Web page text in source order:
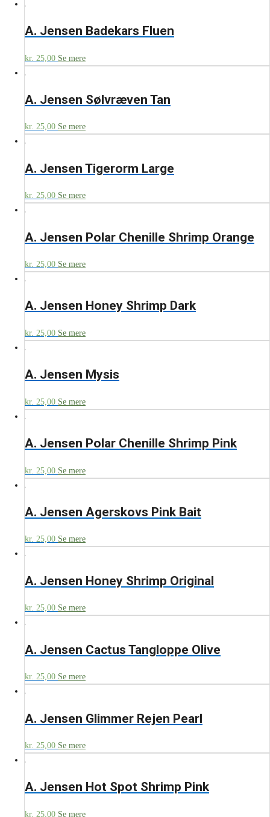
A. Jensen Badekars Fluen
kr. 25,00 Se mere
A. Jensen Sølvræven Tan
kr. 25,00 Se mere
A. Jensen Tigerorm Large
kr. 25,00 Se mere
A. Jensen Polar Chenille Shrimp Orange
kr. 25,00 Se mere
A. Jensen Honey Shrimp Dark
kr. 25,00 Se mere
A. Jensen Mysis
kr. 25,00 Se mere
A. Jensen Polar Chenille Shrimp Pink
kr. 25,00 Se mere
A. Jensen Agerskovs Pink Bait
kr. 25,00 Se mere
A. Jensen Honey Shrimp Original
kr. 25,00 Se mere
A. Jensen Cactus Tangloppe Olive
kr. 25,00 Se mere
A. Jensen Glimmer Rejen Pearl
kr. 25,00 Se mere
A. Jensen Hot Spot Shrimp Pink
kr. 25,00 Se mere